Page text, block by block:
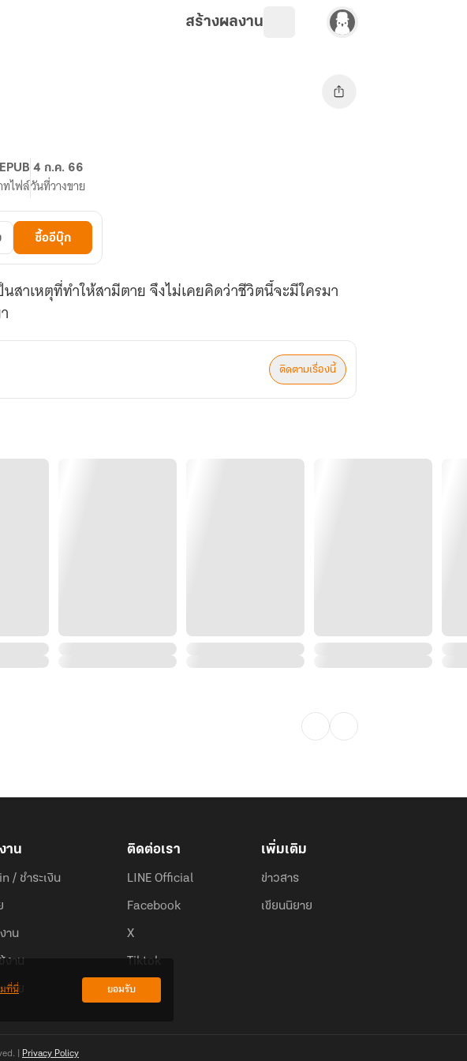
สร้างผลงาน
ทไฟล์
4 ก.ค. 66
วันที่วางขาย
ซื้ออีบุ๊ก
สาเหตุที่ทำให้สามีตาย จึงไม่เคยคิดว่าชีวิตนี้จะมีใครมา
ติดตามเรื่องนี้
าน
/ ชำระเงิน
าน
งาน
อย
ติดต่อเรา
LINE Official
Facebook
X
Tiktok
เพิ่มเติม
ข่าวสาร
เขียนนิยาย
| Privacy Policy
มที่นี่ ยอมรับ